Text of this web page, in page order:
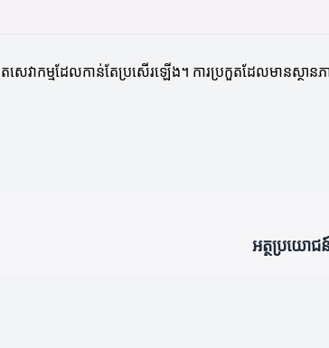
េវាកម្មដែលកាន់តែប្រសើរឡើង។ ការប្រកួតដែលមានស្ថា
អត្ថប្រយោជ